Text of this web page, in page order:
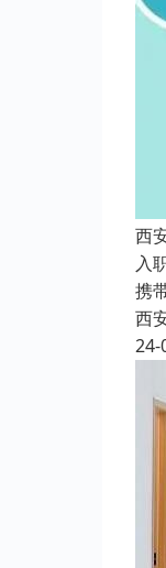
西
入
携
西
24-